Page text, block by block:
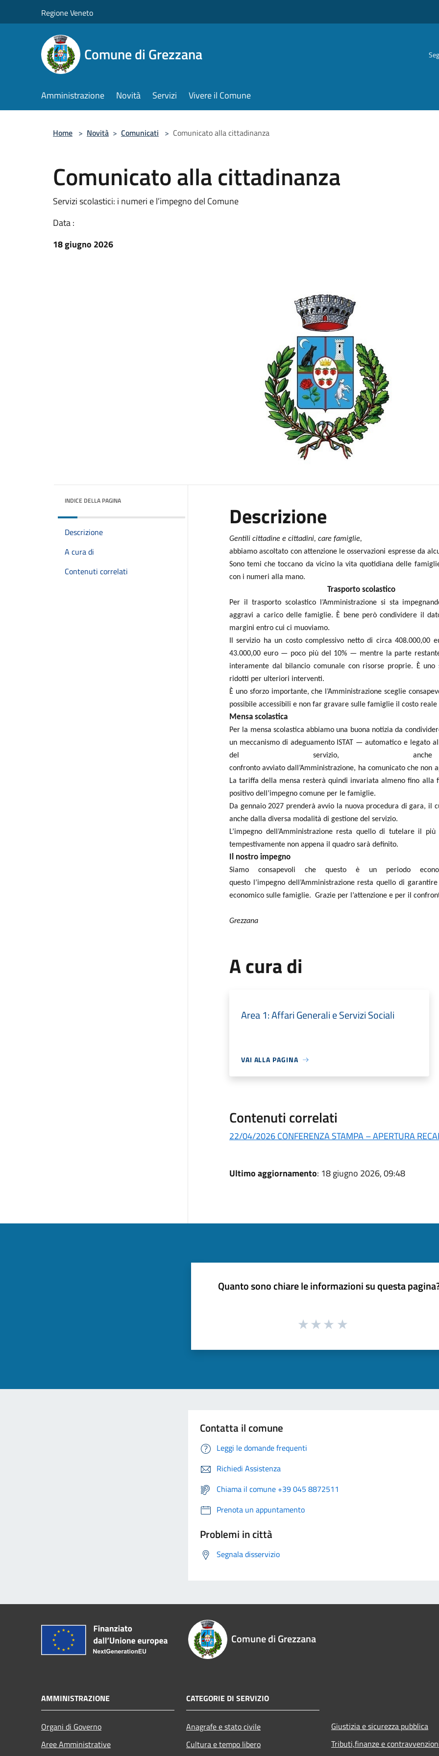
Regione Veneto
Comune di Grezzana
Amministrazione Novità Servizi Vivere il Comune
Home > Novità > Comunicati > Comunicato alla cittadinanza
Comunicato alla cittadinanza
Servizi scolastici: i numeri e l’impegno del Comune
Data :
18 giugno 2026
INDICE DELLA PAGINA
Descrizione
A cura di
Contenuti correlati
Descrizione
Gentili cittadine e cittadini, care famiglie,
abbiamo ascoltato con attenzione le osservazioni espresse da
Sono temi che toccano da vicino la vita quotidiana delle
con i numeri alla mano.
Trasporto scolastico
Per il trasporto scolastico l’Amministrazione si sta
aggravi a carico delle famiglie. È bene però condividere il
margini entro cui ci muoviamo.
Il servizio ha un costo complessivo netto di circa 408.000,00
43.000,00 euro — poco più del 10% — mentre la parte
interamente dal bilancio comunale conrisorse proprie. È uno
ridotti per ulteriori interventi.
È uno sforzo importante, che l’Amministrazione sceglie
possibile accessibili e non far gravare sulle famiglie il costo reale
Mensa scolastica
Per la mensa scolastica abbiamo una buona notizia da
un meccanismo di adeguamento ISTAT — automatico e legato
del servizio,
confronto avviato dall’Amministrazione, ha comunicato che non
La tariffa della mensa resterà quindi invariata almenofino alla
positivo dell’impegno comune per le famiglie.
Da gennaio 2027 prenderà avvio la nuova procedura di gara, il
anche dalla diversa modalità di gestione del servizio.
L’impegno dell’Amministrazione resta quello di tutelare il
tempestivamente non appena il quadro sarà definito.
Il nostro impegno
Siamo consapevoli che questo è un periodo
questo
l’impegno dell’Amministrazione resta quello di garantire
economico sulle famiglie.Grazie per l’attenzione e per il
Grezzana
A cura di
Area 1: Affari Generali e Servizi Sociali
VAI ALLA PAGINA
Contenuti correlati
22/04/2026 CONFERENZA STAMPA – APERTURA
Ultimo aggiornamento: 18 giugno 2026, 09:48
Quanto sono chiare le informazioni su questa
Contatta il comune
Leggi le domande frequenti
Richiedi Assistenza
Chiama il comune +39 045 8872511
Prenota un appuntamento
Problemi in città
Segnala disservizio
Comune di Grezzana
AMMINISTRAZIONE
Organi di Governo
Aree Amministrative
CATEGORIE DI SERVIZIO
Anagrafe e stato civile
Cultura e tempo libero
Giustizia e sicurezza pubblica
Tributi,finanze e